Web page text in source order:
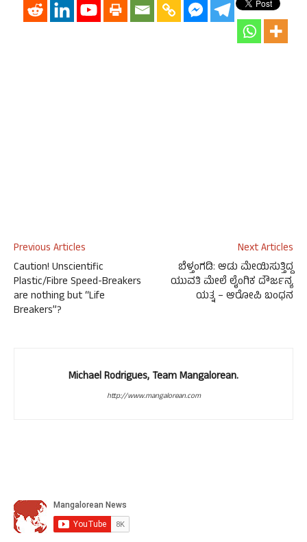
Previous Articles
Caution! Unscientific
Plastic/Fibre Speed-Breakers
are nothing but “Life
Breakers”?
Next Articles
ಬೆಳ್ತಂಗಡಿ: ಆಡು ಮೇಯಿಸುತ್ತಿದ್ದ
ಯುವತಿ ಮೇಲೆ ಲೈಂಗಿಕ ದೌರ್ಜನ್ಯ
ಯತ್ನ – ಆರೋಪಿ ಬಂಧನ
Michael Rodrigues, Team Mangalorean.
http://www.mangalorean.com